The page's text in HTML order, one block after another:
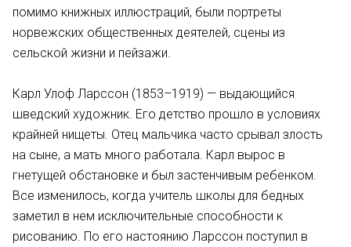
помимо книжных иллюстраций, были портреты
норвежских общественных деятелей, сцены из
сельской жизни и пейзажи.
Карл Улоф Ларссон (1853–1919) — выдающийся
шведский художник. Его детство прошло в условиях
крайней нищеты. Отец мальчика часто срывал злость
на сыне, а мать много работала. Карл вырос в
гнетущей обстановке и был застенчивым ребенком.
Все изменилось, когда учитель школы для бедных
заметил в нем исключительные способности к
рисованию. По его настоянию Ларссон поступил в